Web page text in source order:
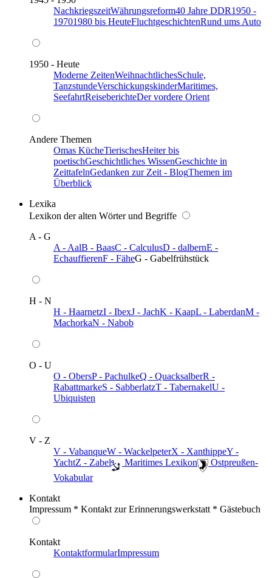
NachkriegszeitWährungsreform40 Jahre DDR1950 -
19701980 bis HeuteFluchtgeschichtenRund ums Auto
1950 - Heute
Moderne ZeitenWeihnachtlichesSchule,
TanzstundeVerschickungskinderMaritimes,
SeefahrtReiseberichteDer vordere Orient
Andere Themen
Omas KücheTierischesHeiter bis
poetischGeschichtliches WissenGeschichte in
ZeittafelnGedanken zur Zeit - BlogThemen im
Überblick
Lexika
Lexikon der alten Wörter und Begriffe
A - G
A - AalB - BaasC - CalculusD - dalbernE -
EchauffierenF - FäheG - Gabelfrühstück
H - N
H - HaarnetzI - IbexJ - JachK - KaapL - LaberdanM -
MachorkaN - Nabob
O - U
O - ObersP - PachulkeQ - QuacksalberR -
RabattmarkeS - SabberlatzT - TabernakelU -
Ubiquisten
V - Z
V - VabanqueW - WackelpeterX - XanthippeY -
YachtZ - Zabel ️ Maritimes Lexikon
️ Ostpreußen-
Vokabular
Kontakt
Impressum * Kontakt zur Erinnerungswerkstatt * Gästebuch
Kontakt
KontaktformularImpressum